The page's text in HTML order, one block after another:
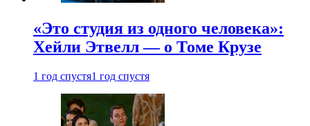
«Это студия из одного человека»:
Хейли Этвелл — о Томе Крузе
1 год спустя1 год спустя